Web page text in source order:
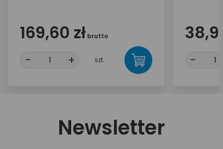
169,60 zł brutto
- + szt. -
Newsletter